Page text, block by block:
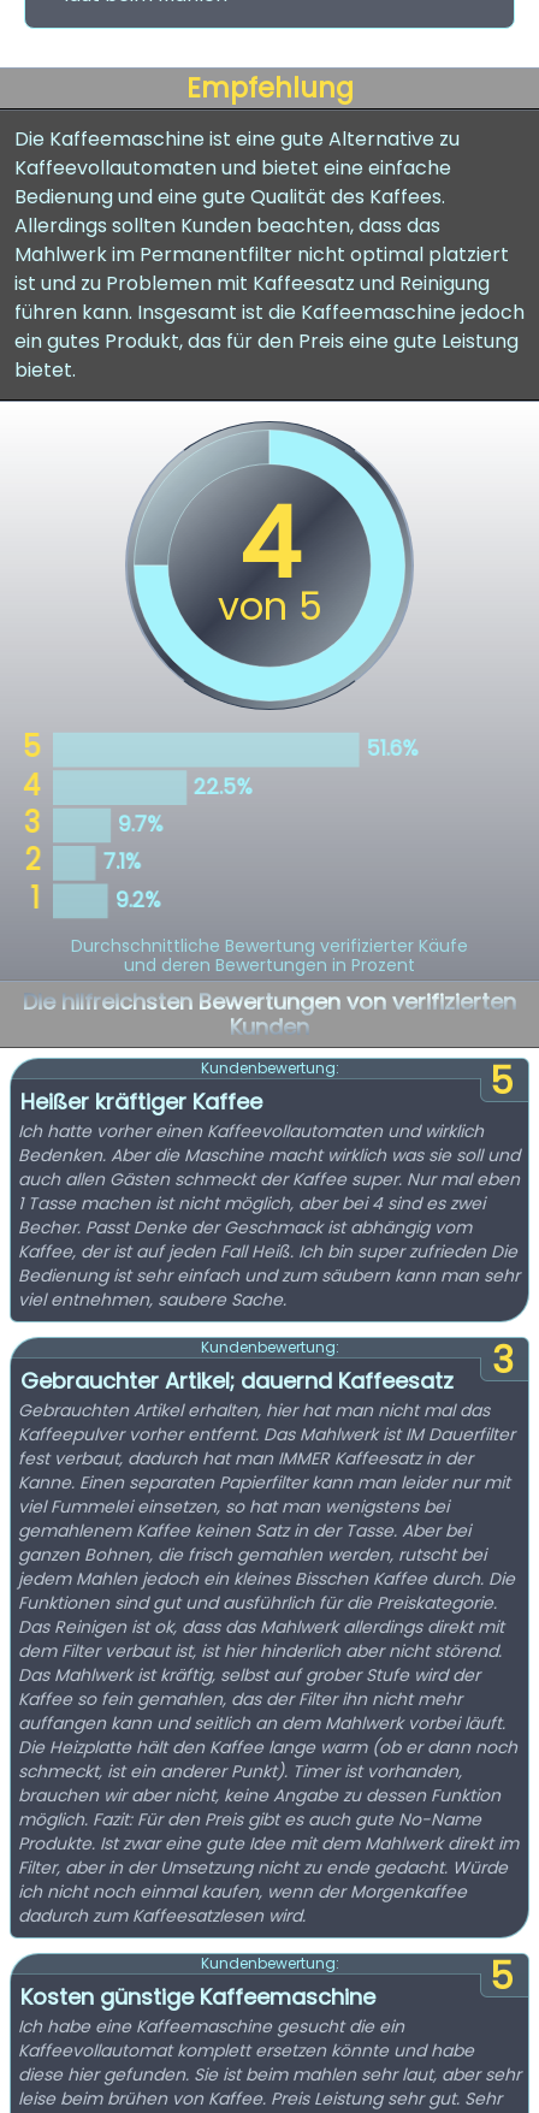
Empfehlung
Die Kaffeemaschine ist eine gute Alternative zu
Kaffeevollautomaten und bietet eine einfache
Bedienung und eine gute Qualität des Kaffees.
Allerdings sollten Kunden beachten, dass das
Mahlwerk im Permanentfilter nicht optimal platziert
ist und zu Problemen mit Kaffeesatz und Reinigung
führen kann. Insgesamt ist die Kaffeemaschine jedoch
ein gutes Produkt, das für den Preis eine gute Leistung
bietet.
Durchschnittliche Bewertung verifizierter Käufe
und deren Bewertungen in Prozent
Die hilfreichsten Bewertungen von verifizierten
Kunden
5
Kundenbewertung:
Heißer kräftiger Kaffee
Ich hatte vorher einen Kaffeevollautomaten und wirklich
Bedenken. Aber die Maschine macht wirklich was sie soll und
auch allen Gästen schmeckt der Kaffee super. Nur mal eben
1 Tasse machen ist nicht möglich, aber bei 4 sind es zwei
Becher. Passt Denke der Geschmack ist abhängig vom
Kaffee, der ist auf jeden Fall Heiß. Ich bin super zufrieden Die
Bedienung ist sehr einfach und zum säubern kann man sehr
viel entnehmen, saubere Sache.
3
Kundenbewertung:
Gebrauchter Artikel; dauernd Kaffeesatz
Gebrauchten Artikel erhalten, hier hat man nicht mal das
Kaffeepulver vorher entfernt. Das Mahlwerk ist IM Dauerfilter
fest verbaut, dadurch hat man IMMER Kaffeesatz in der
Kanne. Einen separaten Papierfilter kann man leider nur mit
viel Fummelei einsetzen, so hat man wenigstens bei
gemahlenem Kaffee keinen Satz in der Tasse. Aber bei
ganzen Bohnen, die frisch gemahlen werden, rutscht bei
jedem Mahlen jedoch ein kleines Bisschen Kaffee durch. Die
Funktionen sind gut und ausführlich für die Preiskategorie.
Das Reinigen ist ok, dass das Mahlwerk allerdings direkt mit
dem Filter verbaut ist, ist hier hinderlich aber nicht störend.
Das Mahlwerk ist kräftig, selbst auf grober Stufe wird der
Kaffee so fein gemahlen, das der Filter ihn nicht mehr
auffangen kann und seitlich an dem Mahlwerk vorbei läuft.
Die Heizplatte hält den Kaffee lange warm (ob er dann noch
schmeckt, ist ein anderer Punkt). Timer ist vorhanden,
brauchen wir aber nicht, keine Angabe zu dessen Funktion
möglich. Fazit: Für den Preis gibt es auch gute No-Name
Produkte. Ist zwar eine gute Idee mit dem Mahlwerk direkt im
Filter, aber in der Umsetzung nicht zu ende gedacht. Würde
ich nicht noch einmal kaufen, wenn der Morgenkaffee
dadurch zum Kaffeesatzlesen wird.
5
Kundenbewertung:
Kosten günstige Kaffeemaschine
Ich habe eine Kaffeemaschine gesucht die ein
Kaffeevollautomat komplett ersetzen könnte und habe
diese hier gefunden. Sie ist beim mahlen sehr laut, aber sehr
leise beim brühen von Kaffee. Preis Leistung sehr gut. Sehr